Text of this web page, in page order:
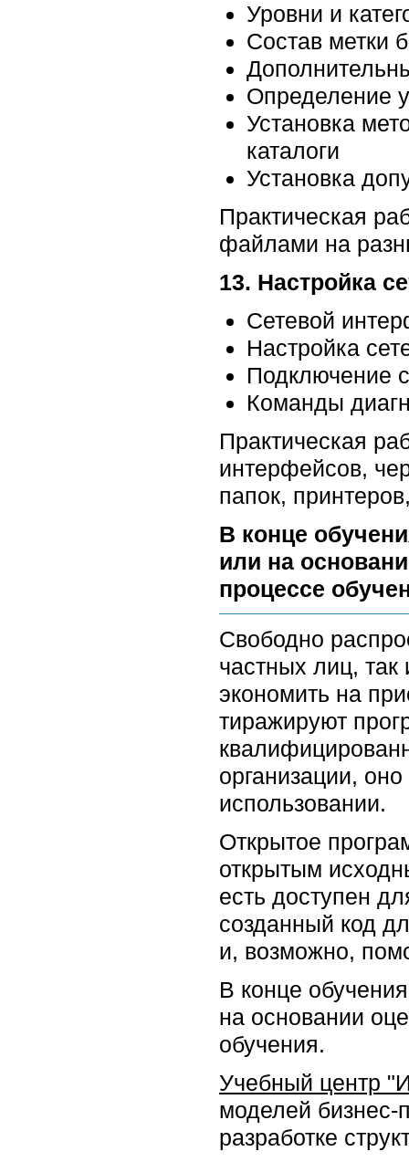
Уровни и
Состав метки
Определение
Установка
каталоги
Установка
Практическая
файлами на
13. Настройка
Сетевой
Настройка
Подключение
Команды
Практическая
интерфейсов,
папок,
В конце
или на
процессе
Свободно
частных лиц,
экономить на
тиражируют
организации,
использовании.
Открытое
открытым
есть доступен
созданный код
и, возможно,
В конце
на основании
обучения.
Учебный центр
моделей
разработке